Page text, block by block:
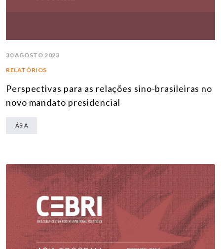
30 AGOSTO 2023
RELATÓRIOS
Perspectivas para as relações sino-brasileiras no
novo mandato presidencial
ÁSIA